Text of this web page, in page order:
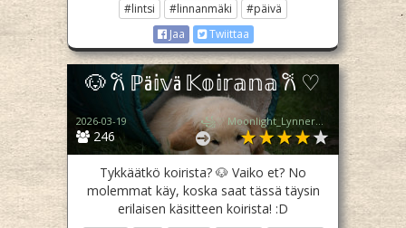
#lintsi #linnanmäki
#päivä
Jaa
Twiittaa
🐶 𐙚 ℙä𝕚𝕧ä 𝕂𝕠𝕚𝕣𝕒𝕟𝕒 𐙚 ♡
246
2026-03-19 ꧁♡ Moonlight_Lynner_Lover ♡꧂
Tykkäätkö koirista? 🐶 Vaiko et? No
molemmat käy, koska saat tässä täysin
erilaisen käsitteen koirista! :D